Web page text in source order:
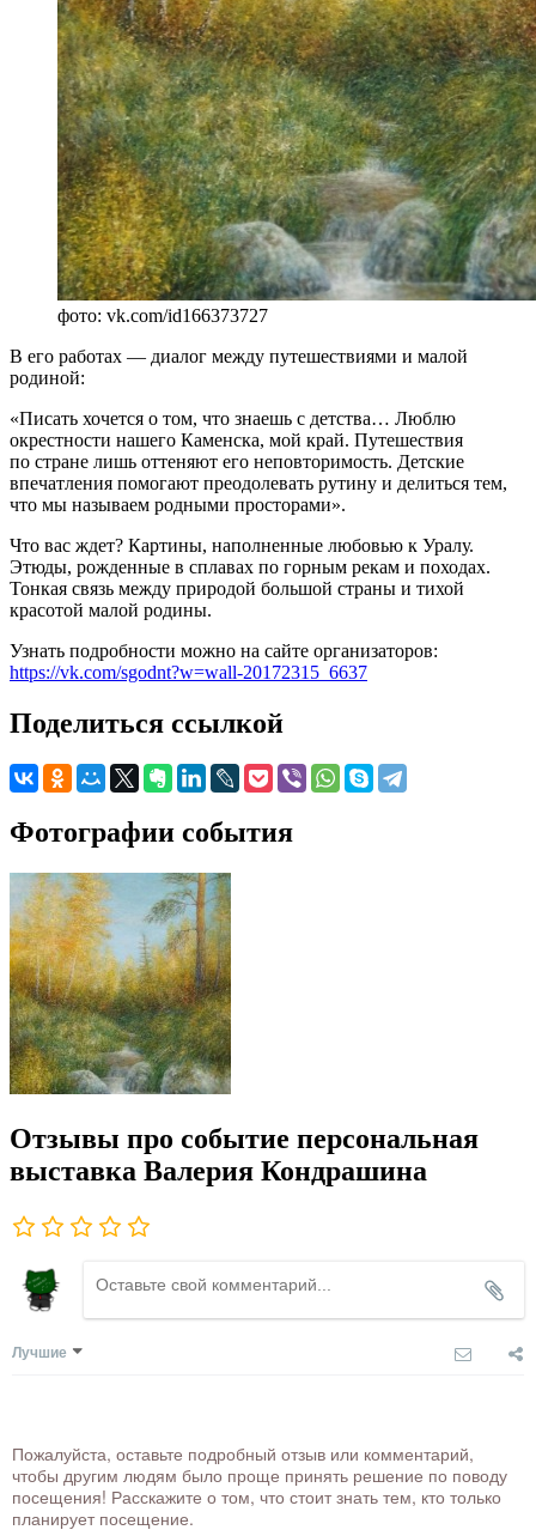
фото: vk.com/id166373727
В его работах — диалог между путешествиями и малой
родиной:
«Писать хочется о том, что знаешь с детства… Люблю
окрестности нашего Каменска, мой край. Путешествия
по стране лишь оттеняют его неповторимость. Детские
впечатления помогают преодолевать рутину и делиться тем,
что мы называем родными просторами».
Что вас ждет? Картины, наполненные любовью к Уралу.
Этюды, рожденные в сплавах по горным рекам и походах.
Тонкая связь между природой большой страны и тихой
красотой малой родины.
Узнать подробности можно на сайте организаторов:
https://vk.com/sgodnt?w=wall-20172315_6637
Поделиться ссылкой
Фотографии события
Отзывы про событие персональная
выставка Валерия Кондрашина
Лучшие
Пожалуйста, оставьте подробный отзыв или комментарий,
чтобы другим людям было проще принять решение по поводу
посещения! Расскажите о том, что стоит знать тем, кто только
планирует посещение.